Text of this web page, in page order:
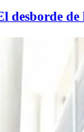
desborde de